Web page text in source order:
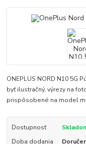
ONEPLUS NORD N10 5G
byť ilustračný, výrezy na
prispôsobené na model
Dostupnosť
Doba dodania